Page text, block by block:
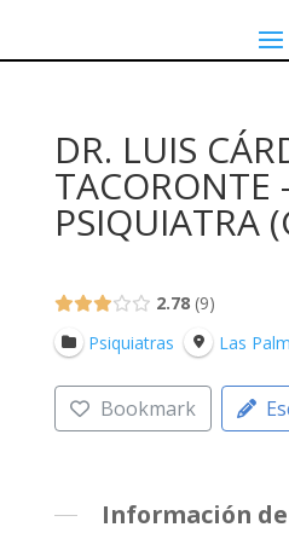
DR. LUIS
TACORONTE -
PSIQUIATRA
2.78 9
Psiquiatras
Las
Bookmark
Información